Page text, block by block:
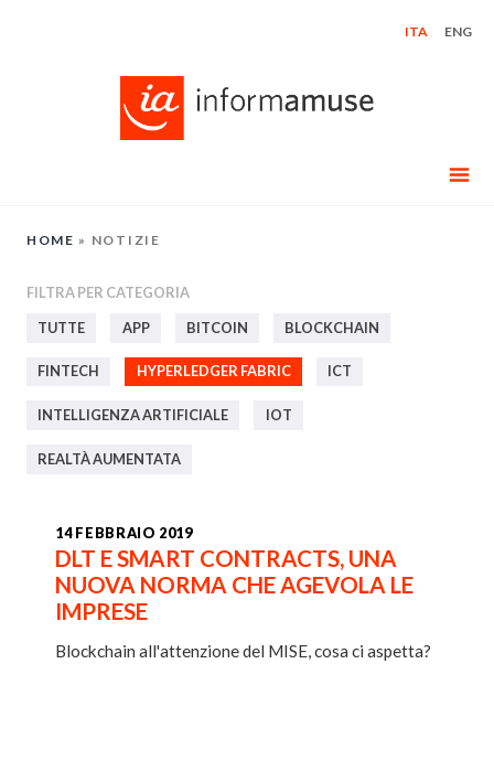
ITA ENG
HOME » NOTIZIE
FILTRA PER CATEGORIA
TUTTE
APP BITCOIN BLOCKCHAIN
FINTECH HYPERLEDGER FABRIC ICT
INTELLIGENZA ARTIFICIALE IOT
REALTÀ AUMENTATA
14 FEBBRAIO 2019
DLT E SMART CONTRACTS, UNA
NUOVA NORMA CHE AGEVOLA LE
IMPRESE
Blockchain all'attenzione del MISE, cosa ci aspetta?